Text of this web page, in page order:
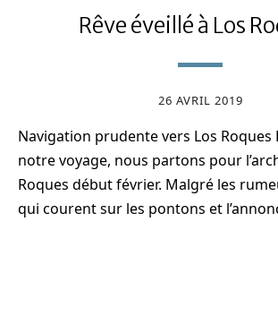
Rêve éveillé à Los
26 AVRIL 2019
Navigation prudente vers Los Roques
notre voyage, nous partons pour
Roques début février. Malgré les
qui courent sur les pontons et